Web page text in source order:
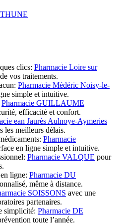
clics: Pharmacie Loire sur
vos traitements.
Pharmacie Médéric Noisy-le-
simple et intuitive.
Pharmacie GUILLAUME
efficacité et confort.
ean Jaurès Aulnoye-Aymeries
les meilleurs délais.
Pharmacie
en ligne simple et intuitive.
Pharmacie VALQUE pour
ligne: Pharmacie DU
même à distance.
SOISSONS avec une
partenaires.
simplicité: Pharmacie DE
toute l’année.